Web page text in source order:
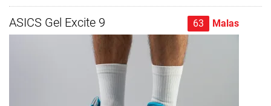
ASICS Gel Excite 9 63 Malas